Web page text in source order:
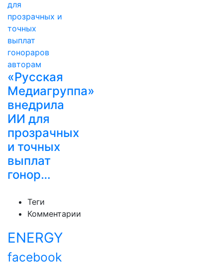
«Русская
Медиагруппа»
внедрила
ИИ для
прозрачных
и точных
выплат
гонор…
Теги
Комментарии
ENERGY
facebook